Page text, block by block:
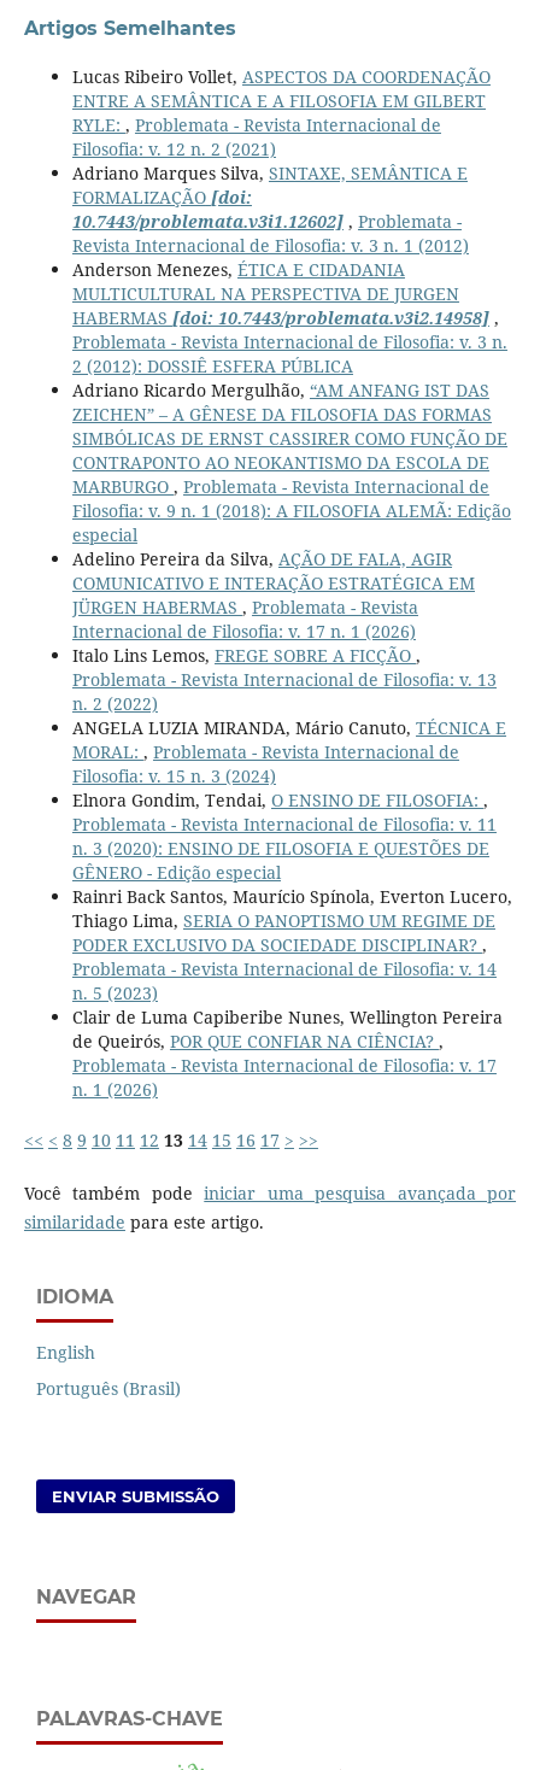
Artigos Semelhantes
Lucas Ribeiro Vollet, ASPECTOS DA COORDENAÇÃO
ENTRE A SEMÂNTICA E A FILOSOFIA EM GILBERT
RYLE: , Problemata - Revista Internacional de
Filosofia: v. 12 n. 2 (2021)
Adriano Marques Silva, SINTAXE, SEMÂNTICA E
FORMALIZAÇÃO [doi:
10.7443/problemata.v3i1.12602], Problemata -
Revista Internacional de Filosofia: v. 3 n. 1 (2012)
Anderson Menezes, ÉTICA E CIDADANIA
MULTICULTURAL NA PERSPECTIVA DE JURGEN
HABERMAS [doi: 10.7443/problemata.v3i2.14958],
Problemata - Revista Internacional de Filosofia: v. 3 n.
2 (2012): DOSSIÊ ESFERA PÚBLICA
Adriano Ricardo Mergulhão, “AM ANFANG IST DAS
ZEICHEN” – A GÊNESE DA FILOSOFIA DAS FORMAS
SIMBÓLICAS DE ERNST CASSIRER COMO FUNÇÃO DE
CONTRAPONTO AO NEOKANTISMO DA ESCOLA DE
MARBURGO , Problemata - Revista Internacional de
Filosofia: v. 9 n. 1 (2018): A FILOSOFIA ALEMÃ: Edição
especial
Adelino Pereira da Silva, AÇÃO DE FALA, AGIR
COMUNICATIVO E INTERAÇÃO ESTRATÉGICA EM
JÜRGEN HABERMAS , Problemata - Revista
Internacional de Filosofia: v. 17 n. 1 (2026)
Italo Lins Lemos, FREGE SOBRE A FICÇÃO ,
Problemata - Revista Internacional de Filosofia: v. 13
n. 2 (2022)
ANGELA LUZIA MIRANDA, Mário Canuto, TÉCNICA E
MORAL: , Problemata - Revista Internacional de
Filosofia: v. 15 n. 3 (2024)
Elnora Gondim, Tendai, O ENSINO DE FILOSOFIA: ,
Problemata - Revista Internacional de Filosofia: v. 11
n. 3 (2020): ENSINO DE FILOSOFIA E QUESTÕES DE
GÊNERO - Edição especial
Rainri Back Santos, Maurício Spínola, Everton Lucero,
Thiago Lima, SERIA O PANOPTISMO UM REGIME DE
PODER EXCLUSIVO DA SOCIEDADE DISCIPLINAR? ,
Problemata - Revista Internacional de Filosofia: v. 14
n. 5 (2023)
Clair de Luma Capiberibe Nunes, Wellington Pereira
de Queirós, POR QUE CONFIAR NA CIÊNCIA? ,
Problemata - Revista Internacional de Filosofia: v. 17
n. 1 (2026)
<< < 8 9 10 11 12 13 14 15 16 17 > >>
Você também podeiniciar uma pesquisa avançada por
similaridade para este artigo.
IDIOMA
English
Português (Brasil)
ENVIAR SUBMISSÃO
NAVEGAR
PALAVRAS-CHAVE